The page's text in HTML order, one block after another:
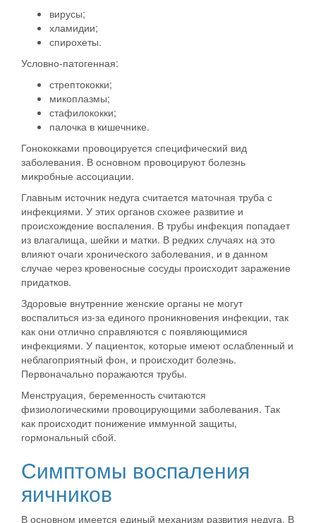
вирусы;
хламидии;
спирохеты.
Условно-патогенная:
стрептококки;
микоплазмы;
стафилококки;
палочка в кишечнике.
Гонококками провоцируется специфический вид
заболевания. В основном провоцируют болезнь
микробные ассоциации.
Главным источник недуга считается маточная труба с
инфекциями. У этих органов схожее развитие и
происхождение воспаления. В трубы инфекция попадает
из влагалища, шейки и матки. В редких случаях на это
влияют очаги хронического заболевания, и в данном
случае через кровеносные сосуды происходит заражение
придатков.
Здоровые внутренние женские органы не могут
воспалиться из-за единого проникновения инфекции, так
как они отлично справляются с появляющимися
инфекциями. У пациенток, которые имеют ослабленный и
неблагоприятный фон, и происходит болезнь.
Первоначально поражаются трубы.
Менструация, беременность считаются
физиологическими провоцирующими заболевания. Так
как происходит понижение иммунной защиты,
гормональный сбой.
Симптомы воспаления
яичников
В основном имеется единый механизм развития недуга. В